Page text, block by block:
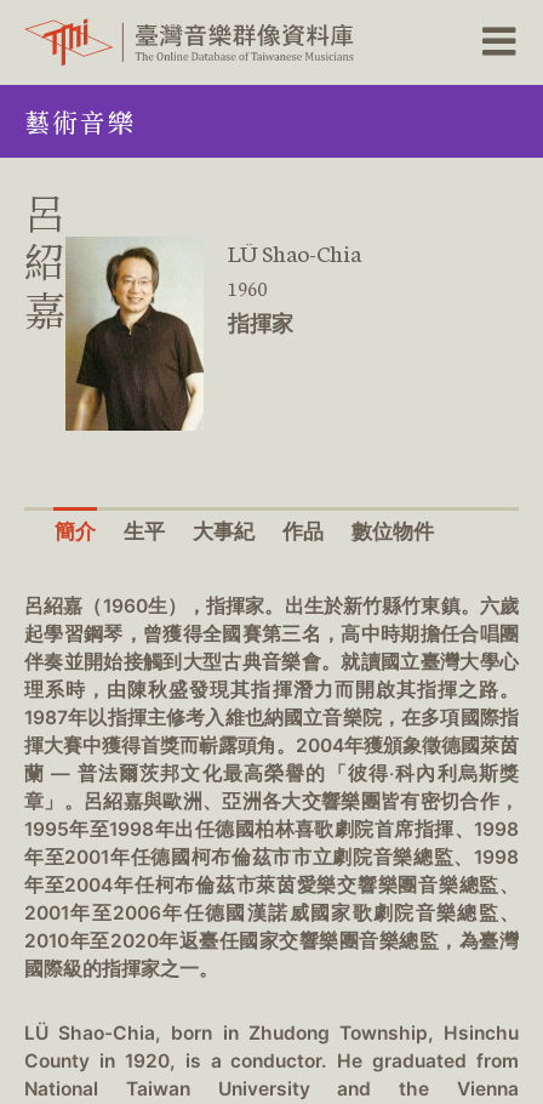
要
藝術音樂
呂
紹
嘉
LÜ Shao-Chia
1960
指揮家
簡介 生平 大事紀 作品 數位物件
呂紹嘉（1960生），指揮家。出生於新竹縣竹東鎮。六歲
起學習鋼琴，曾獲得全國賽第三名，高中時期擔任合唱團
伴奏並開始接觸到大型古典音樂會。就讀國立臺灣大學心
理系時，由陳秋盛發現其指揮潛力而開啟其指揮之路。
1987年以指揮主修考入維也納國立音樂院，在多項國際指
揮大賽中獲得首獎而嶄露頭角。2004年獲頒象徵德國萊茵
蘭 — 普法爾茨邦文化最高榮譽的「彼得‧科內利烏斯獎
章」。呂紹嘉與歐洲、亞洲各大交響樂團皆有密切合作，
1995年至1998年出任德國柏林喜歌劇院首席指揮、1998
年至2001年任德國柯布倫茲市市立劇院音樂總監、1998
年至2004年任柯布倫茲市萊茵愛樂交響樂團音樂總監、
2001年至2006年任德國漢諾威國家歌劇院音樂總監、
2010年至2020年返臺任國家交響樂團音樂總監，為臺灣
國際級的指揮家之一。
LÜ Shao-Chia, born in Zhudong Township, Hsinchu
County in 1920, is a conductor. He graduated from
National Taiwan University and the Vienna